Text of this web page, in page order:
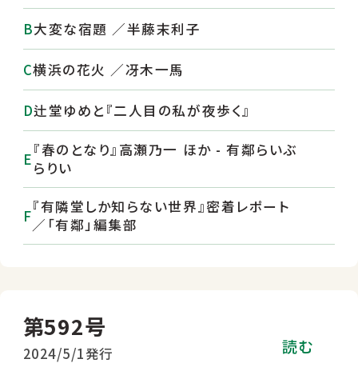
大変な宿題 ／半藤末利子
横浜の花火 ／冴木一馬
辻堂ゆめと『二人目の私が夜歩く』
『春のとなり』高瀬乃一 ほか - 有鄰らいぶ
らりい
『有隣堂しか知らない世界』密着レポート
／「有鄰」編集部
第592号
2024/5/1発行 読む